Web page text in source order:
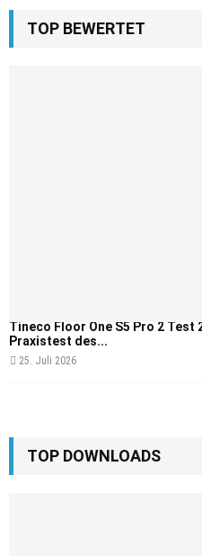
TOP BEWERTET
Tineco Floor One S5 Pro 2 Test
Praxistest des...
25. Juli 2026
TOP DOWNLOADS